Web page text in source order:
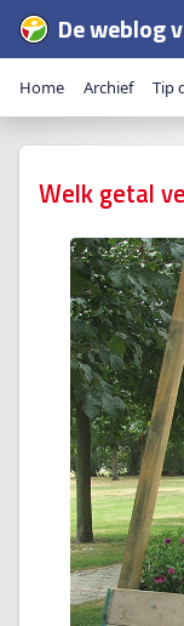
De weblog
Home Archief Tip
Welk getal